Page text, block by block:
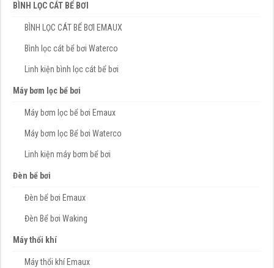
BÌNH LỌC CÁT BỂ BƠI
BÌNH LỌC CÁT BỂ BƠI EMAUX
Bình lọc cát bể bơi Waterco
Linh kiện bình lọc cát bể bơi
Máy bơm lọc bể bơi
Máy bơm lọc bể bơi Emaux
Máy bơm lọc Bể bơi Waterco
Linh kiện máy bơm bể bơi
Đèn bể bơi
Đèn bể bơi Emaux
Đèn Bể bơi Waking
Máy thổi khí
Máy thổi khí Emaux